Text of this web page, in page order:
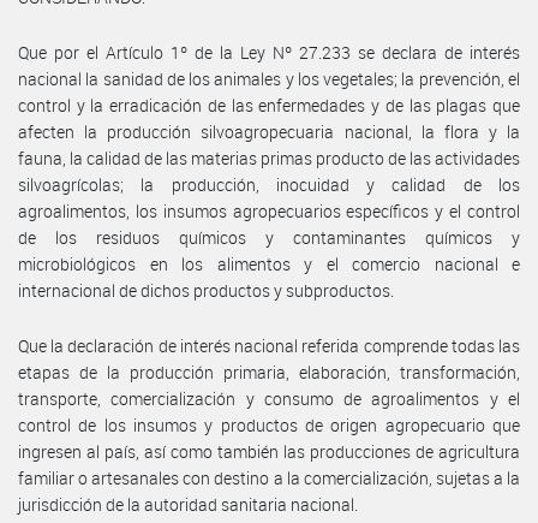
Que por el Artículo 1º de la Ley Nº 27.233 se declara de interés
nacional la sanidad de los animales y los vegetales; la prevención, el
control y la erradicación de las enfermedades y de las plagas que
afecten la producción silvoagropecuaria nacional, la flora y la
fauna, la calidad de las materias primas producto de las actividades
silvoagrícolas; la producción, inocuidad y calidad de los
agroalimentos, los insumos agropecuarios específicos y el control
de los residuos químicos y contaminantes químicos y
microbiológicos en los alimentos y el comercio nacional e
internacional de dichos productos y subproductos.
Que la declaración de interés nacional referida comprende todas las
etapas de la producción primaria, elaboración, transformación,
transporte, comercialización y consumo de agroalimentos y el
control de los insumos y productos de origen agropecuario que
ingresen al país, así como también las producciones de agricultura
familiar o artesanales con destino a la comercialización, sujetas a la
jurisdicción de la autoridad sanitaria nacional.